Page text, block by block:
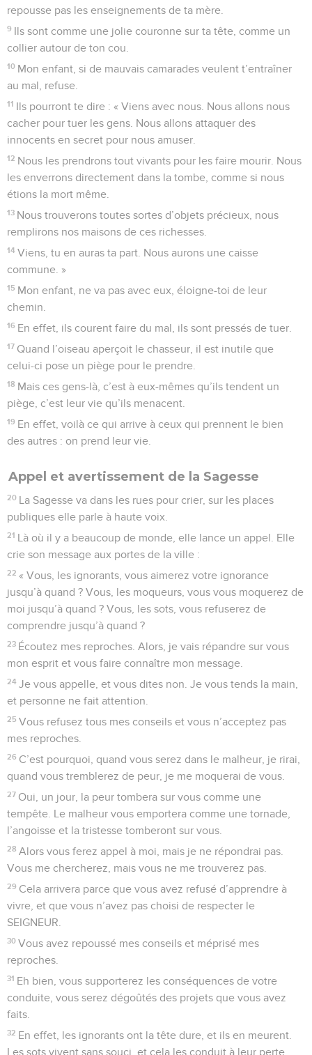
repousse pas les enseignements de ta mère.
9 Ils sont comme une jolie couronne sur ta tête, comme un
collier autour de ton cou.
10 Mon enfant, si de mauvais camarades veulent t’entraîner
au mal, refuse.
11 Ils pourront te dire : « Viens avec nous. Nous allons nous
cacher pour tuer les gens. Nous allons attaquer des
innocents en secret pour nous amuser.
12 Nous les prendrons tout vivants pour les faire mourir. Nous
les enverrons directement dans la tombe, comme si nous
étions la mort même.
13 Nous trouverons toutes sortes d’objets précieux, nous
remplirons nos maisons de ces richesses.
14 Viens, tu en auras ta part. Nous aurons une caisse
commune. »
15 Mon enfant, ne va pas avec eux, éloigne-toi de leur
chemin.
16 En effet, ils courent faire du mal, ils sont pressés de tuer.
17 Quand l’oiseau aperçoit le chasseur, il est inutile que
celui-ci pose un piège pour le prendre.
18 Mais ces gens-là, c’est à eux-mêmes qu’ils tendent un
piège, c’est leur vie qu’ils menacent.
19 En effet, voilà ce qui arrive à ceux qui prennent le bien
des autres : on prend leur vie.
Appel et avertissement de la Sagesse
20 La Sagesse va dans les rues pour crier, sur les places
publiques elle parle à haute voix.
21 Là où il y a beaucoup de monde, elle lance un appel. Elle
crie son message aux portes de la ville :
22 « Vous, les ignorants, vous aimerez votre ignorance
jusqu’à quand ? Vous, les moqueurs, vous vous moquerez de
moi jusqu’à quand ? Vous, les sots, vous refuserez de
comprendre jusqu’à quand ?
23 Écoutez mes reproches. Alors, je vais répandre sur vous
mon esprit et vous faire connaître mon message.
24 Je vous appelle, et vous dites non. Je vous tends la main,
et personne ne fait attention.
25 Vous refusez tous mes conseils et vous n’acceptez pas
mes reproches.
26 C’est pourquoi, quand vous serez dans le malheur, je rirai,
quand vous tremblerez de peur, je me moquerai de vous.
27 Oui, un jour, la peur tombera sur vous comme une
tempête. Le malheur vous emportera comme une tornade,
l’angoisse et la tristesse tomberont sur vous.
28 Alors vous ferez appel à moi, mais je ne répondrai pas.
Vous me chercherez, mais vous ne me trouverez pas.
29 Cela arrivera parce que vous avez refusé d’apprendre à
vivre, et que vous n’avez pas choisi de respecter le
SEIGNEUR.
30 Vous avez repoussé mes conseils et méprisé mes
reproches.
31 Eh bien, vous supporterez les conséquences de votre
conduite, vous serez dégoûtés des projets que vous avez
faits.
32 En effet, les ignorants ont la tête dure, et ils en meurent.
Les sots vivent sans souci, et cela les conduit à leur perte.